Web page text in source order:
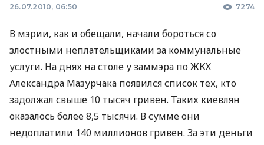
26.07.2010, 06:50 7274
В мэрии, как и обещали, начали бороться со
злостными неплательщиками за коммунальные
услуги. На днях на столе у заммэра по ЖКХ
Александра Мазурчака появился список тех, кто
задолжал свыше 10 тысяч гривен. Таких киевлян
оказалось более 8,5 тысячи. В сумме они
недоплатили 140 миллионов гривен. За эти деньги